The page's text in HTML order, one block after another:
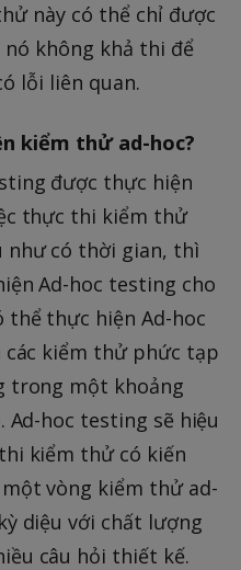
này có thể chỉ được
không khả thi để
lỗi liên quan.
kiểm thử ad-hoc?
được thực hiện
thực thi kiểm thử
như có thời gian, thì
Ad-hoc testing cho
thể thực hiện Ad-hoc
kiểm thử phức tạp
trong một khoảng
hoc testing sẽ hiệu
kiểm thử có kiến
vòng kiểm thử ad-
diệu với chất lượng
câu hỏi thiết kế.